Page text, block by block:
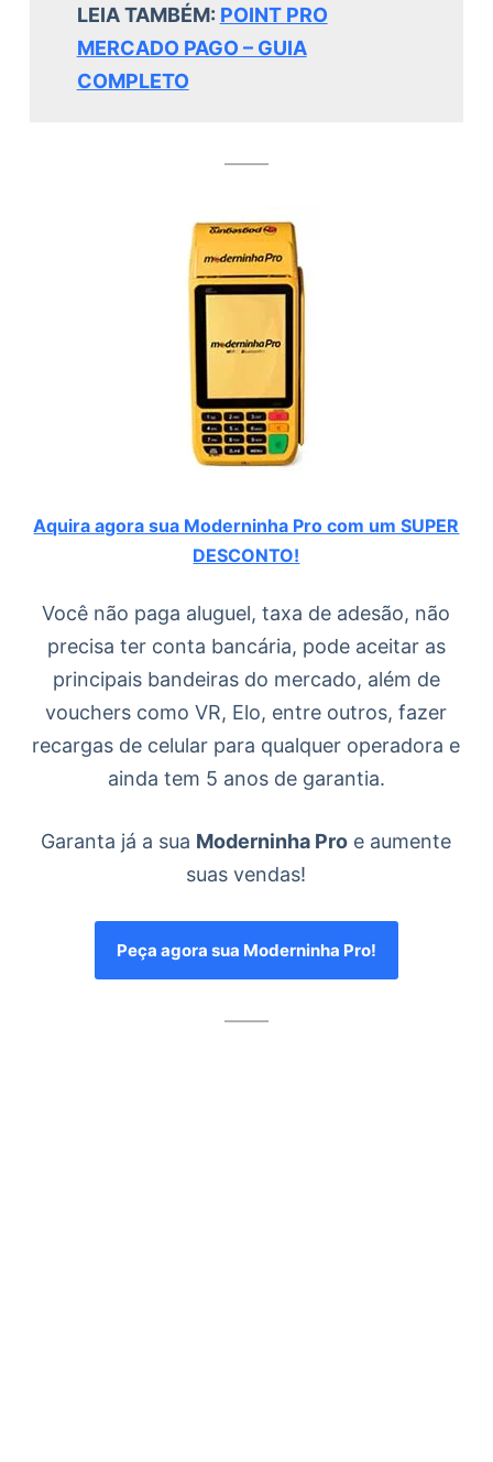
LEIA TAMBÉM: POINT PRO
MERCADO PAGO – GUIA
COMPLETO
Aquira agora sua Moderninha Pro com um SUPER
DESCONTO!
Você não paga aluguel, taxa de adesão, não
precisa ter conta bancária, pode aceitar as
principais bandeiras do mercado, além de
vouchers como VR, Elo, entre outros, fazer
recargas de celular para qualquer operadora e
ainda tem 5 anos de garantia.
Garanta já a sua Moderninha Pro e aumente
suas vendas!
Peça agora sua Moderninha Pro!